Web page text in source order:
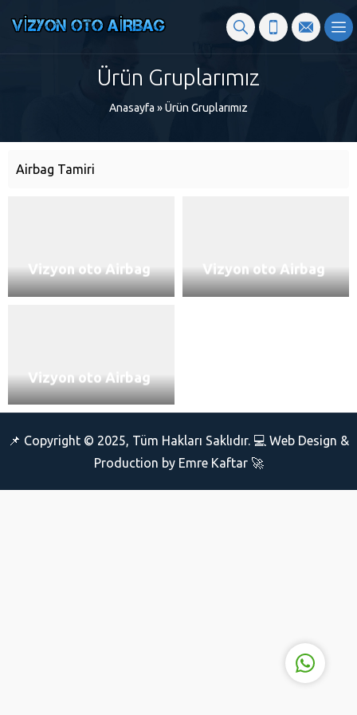
Ürün Gruplarımız
Anasayfa »Ürün Gruplarımız
Airbag Tamiri
Vizyon oto Airbag Vizyon oto Airbag
Vizyon oto Airbag
📌 Copyright © 2025, Tüm Hakları Saklıdır. 💻 Web Design &
Production by Emre Kaftar 🚀